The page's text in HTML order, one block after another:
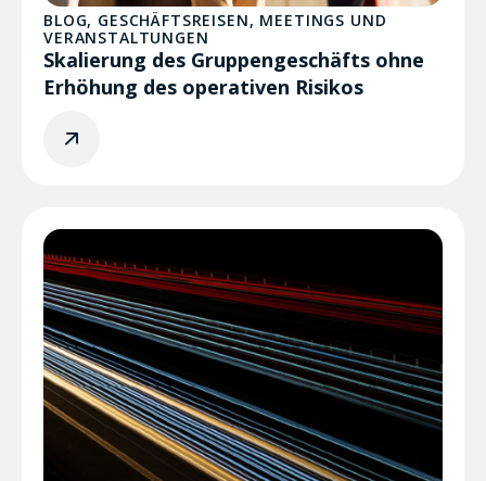
BLOG, GESCHÄFTSREISEN, MEETINGS UND
VERANSTALTUNGEN
Skalierung des Gruppengeschäfts ohne
Erhöhung des operativen Risikos